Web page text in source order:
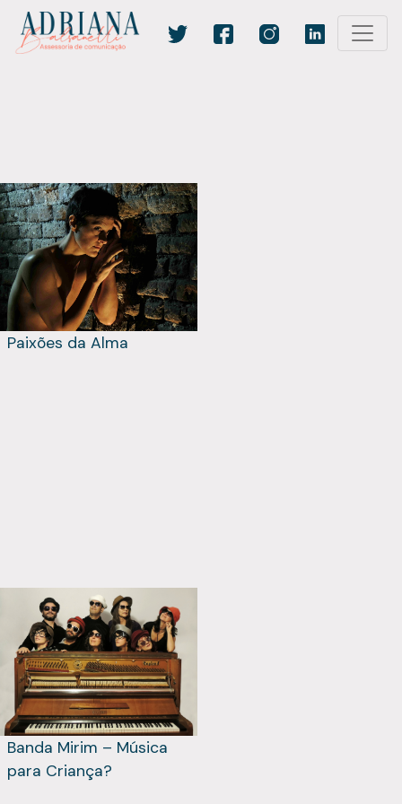
Paixões da Alma
Banda Mirim – Música
para Criança?